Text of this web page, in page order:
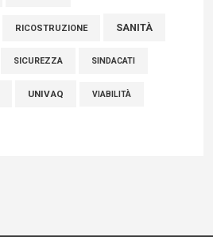
RICOSTRUZIONE SANITÀ
SICUREZZA SINDACATI
UNIVAQ VIABILITÀ